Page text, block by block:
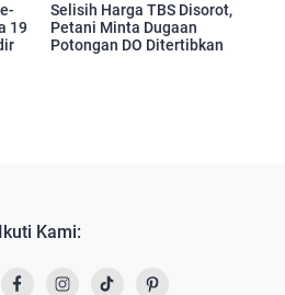
19
Selisih Harga TBS Disorot,
Petani Minta Dugaan
Potongan DO Ditertibkan
Ikuti Kami: